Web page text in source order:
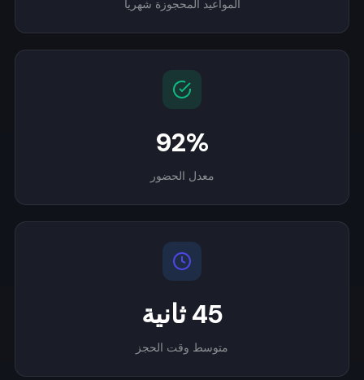
المواعيد المحجوزة شهرياً
92%
معدل الحضور
45 ثانية
متوسط وقت الحجز